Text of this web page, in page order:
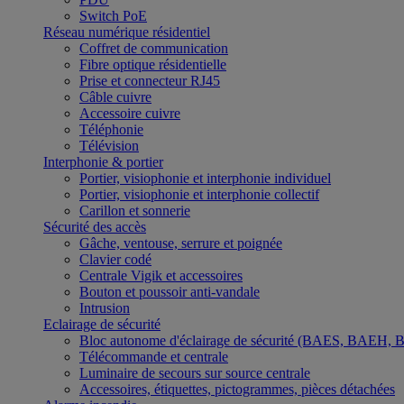
Switch PoE
Réseau numérique résidentiel
Coffret de communication
Fibre optique résidentielle
Prise et connecteur RJ45
Câble cuivre
Accessoire cuivre
Téléphonie
Télévision
Interphonie & portier
Portier, visiophonie et interphonie individuel
Portier, visiophonie et interphonie collectif
Carillon et sonnerie
Sécurité des accès
Gâche, ventouse, serrure et poignée
Clavier codé
Centrale Vigik et accessoires
Bouton et poussoir anti-vandale
Intrusion
Eclairage de sécurité
Bloc autonome d'éclairage de sécurité (BAES,
Télécommande et centrale
Luminaire de secours sur source centrale
Accessoires, étiquettes, pictogrammes, pièces détachées